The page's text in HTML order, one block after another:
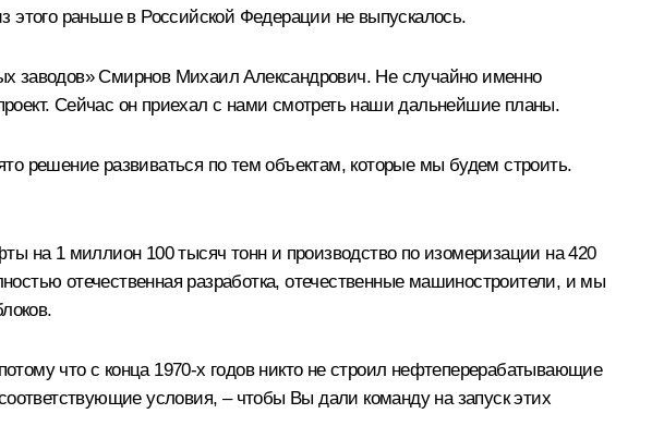
этого раньше в Российской Федерации не выпускалось.
заводов» Смирнов Михаил Александрович. Не случайно именно
Сейчас он приехал с нами смотреть наши дальнейшие планы.
решение развиваться по тем объектам, которые мы будем строить.
на 1 миллион 100 тысяч тонн и производство по изомеризации на 420
отечественная разработка, отечественные машиностроители, и мы
что с конца 1970-х годов никто не строил нефтеперерабатывающие
условия, – чтобы Вы дали команду на запуск этих